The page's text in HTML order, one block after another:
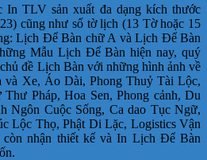
TLV sản xuất đa dạng kích thước
cũng như số tờ lịch (13 Tờ hoặc 15
Lịch Để Bàn chữ A và Lịch Để Bàn
Mẫu Lịch Để Bàn hiện nay, quý
đề Lịch Bàn với những hình ảnh về
và Xe, Áo Dài, Phong Thuỷ Tài Lộc,
Pháp, Hoa Sen, Phong cảnh, Du
Cuộc Sống, Ca dao Tục Ngữ,
Lộc Thọ, Phật Di Lặc, Logistics Vận
nhận thiết kế và In Lịch Để Bàn